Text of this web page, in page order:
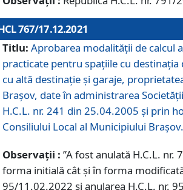
767/17.12.2021
Titlu: Aprobarea modalității de calcul
practicate pentru spaţiile cu
cu altă destinaţie şi garaje,
Braşov, date în administrarea
H.C.L. nr. 241 din 25.04.2005 și prin
Consiliului Local al Municipiului Braşov.
Observații : ”A fost anulată H.C.L.
forma initială cât și în forma
95/11.02.2022 si anularea H.C.L. nr.